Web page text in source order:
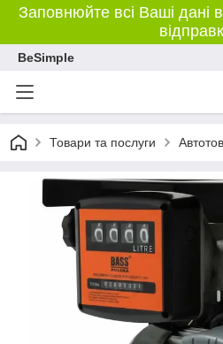
Заповнюйте всі Ваші дані
BeSimple
Товари та послуги